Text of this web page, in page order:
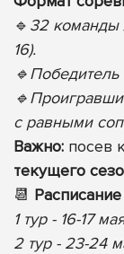
🔹 32 команды
16).
с равными
Важно: посев
текущего
📆
1 тур - 16-17
2 тур - 23-24